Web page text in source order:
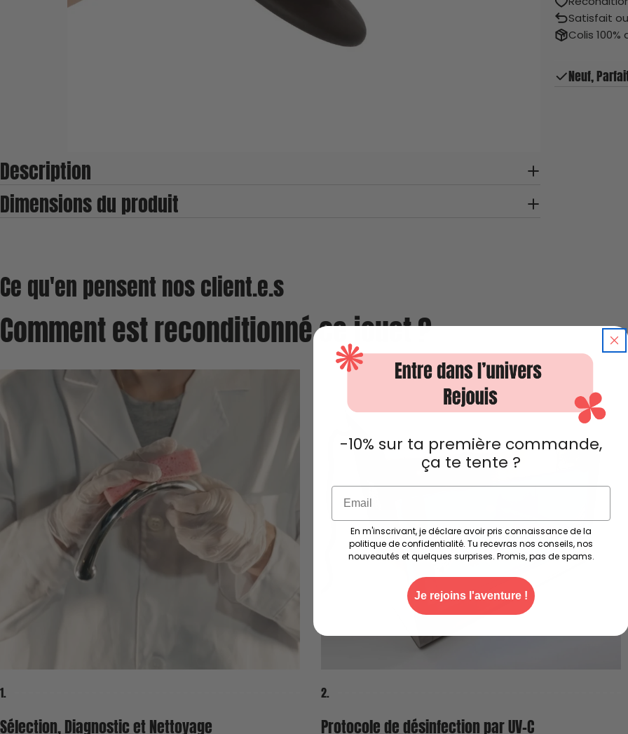
Description
Dimensions du produit
Satisfait
Colis 100%
Neuf,
Ce qu'en pensent nos client.e.s
Comment est reconditionné ce jouet ?
1.
Sélection, Diagnostic et Nettoyage
2.
Protocole de désinfection par UV-C
-10% sur ta première commande,
ça te tente ?
Email
En m'inscrivant, je déclare avoir pris connaissance de la
politique de confidentialité. Tu recevras nos conseils, nos
nouveautés et quelques surprises. Promis, pas de spams.
Je rejoins l'aventure !